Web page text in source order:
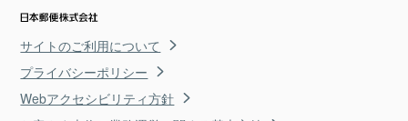
サイトのご利用について
プライバシーポリシー
Webアクセシビリティ方針